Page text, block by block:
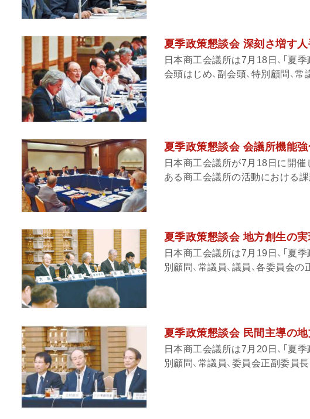
夏季政策懇談会 深刻さ増す
日本商工会議所は7月18日、「夏
会頭はじめ、副会頭、特別顧問、常
夏季政策懇談会 会議所機能
日本商工会議所が7月18日に開催
ある商工会議所の活動における課
夏季政策懇談会 地方創生の
日本商工会議所は7月19日、「夏
別顧問、常議員、議員、各委員会の
夏季政策懇談会 民間主導の
日本商工会議所は7月20日、「夏
別顧問、常議員、委員会正副委員